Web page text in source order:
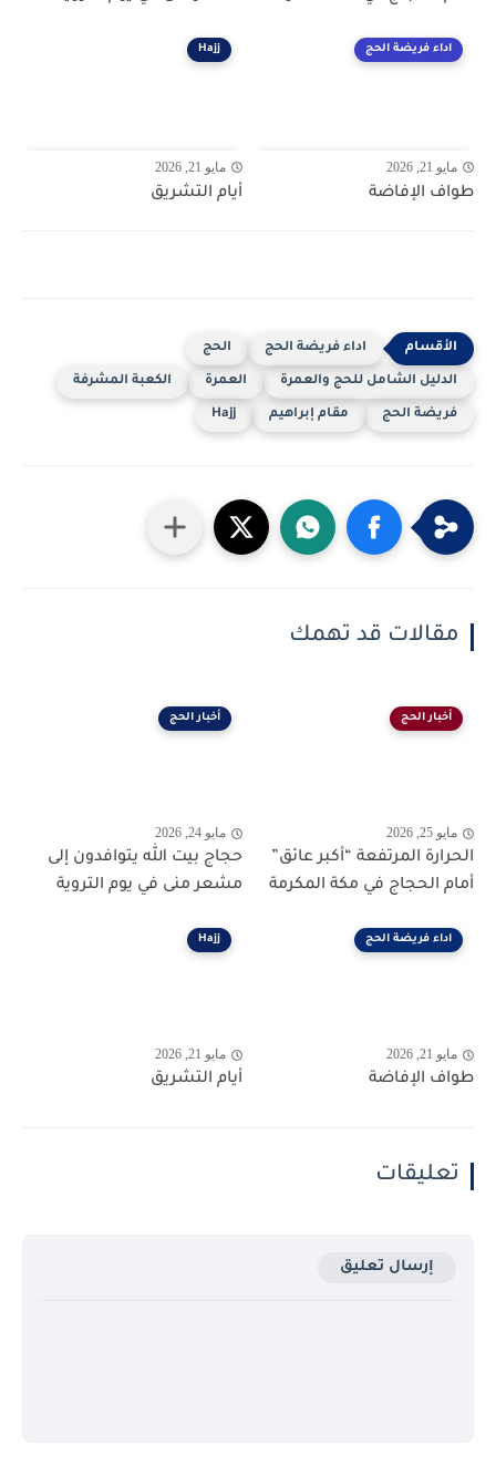
اداء فريضة الحج
مايو 21, 2026
طواف الإفاضة
Hajj
مايو 21, 2026
أيام التشريق
اداء فريضة الحج الحج
الدليل الشامل للحج والعمرة العمرة الكعبة المشرفة
فريضة الحج مقام إبراهيم Hajj
مقالات قد تهمك
أخبار الحج
مايو 25, 2026
الحرارة المرتفعة “أكبر عائق”
أمام الحجاج في مكة المكرمة
أخبار الحج
مايو 24, 2026
حجاج بيت الله يتوافدون إلى
مشعر منى في يوم التروية
اداء فريضة الحج
مايو 21, 2026
طواف الإفاضة
Hajj
مايو 21, 2026
أيام التشريق
تعليقات
إرسال تعليق